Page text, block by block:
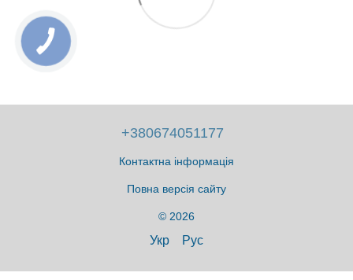
+380674051177
Контактна інформація
Повна версія сайту
© 2026
Укр Рус